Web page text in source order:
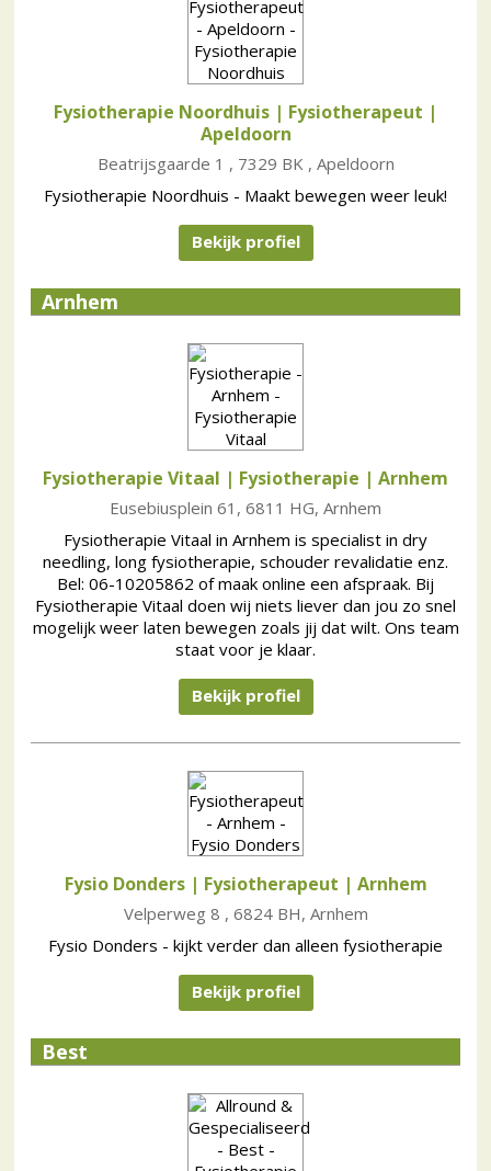
Fysiotherapie Noordhuis | Fysiotherapeut |
Apeldoorn
Beatrijsgaarde 1 , 7329 BK , Apeldoorn
Fysiotherapie Noordhuis - Maakt bewegen weer leuk!
Bekijk profiel
Arnhem
Fysiotherapie Vitaal | Fysiotherapie | Arnhem
Eusebiusplein 61, 6811 HG, Arnhem
Fysiotherapie Vitaal in Arnhem is specialist in dry
needling, long fysiotherapie, schouder revalidatie enz.
Bel: 06-10205862 of maak online een afspraak. Bij
Fysiotherapie Vitaal doen wij niets liever dan jou zo snel
mogelijk weer laten bewegen zoals jij dat wilt. Ons team
staat voor je klaar.
Bekijk profiel
Fysio Donders | Fysiotherapeut | Arnhem
Velperweg 8 , 6824 BH, Arnhem
Fysio Donders - kijkt verder dan alleen fysiotherapie
Bekijk profiel
Best